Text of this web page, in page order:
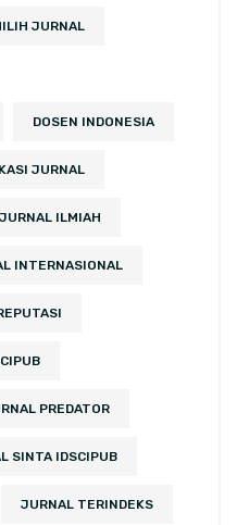
JURNAL
DOSEN INDONESIA
JURNAL
JURNAL ILMIAH
INTERNASIONAL
PREDATOR
SINTA IDSCIPUB
JURNAL TERINDEKS